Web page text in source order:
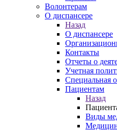
Волонтерам
О диспансере
Назад
О диспансере
Контакты
Отчеты о
Учетная
Специальная
Пациентам
Назад
Виды